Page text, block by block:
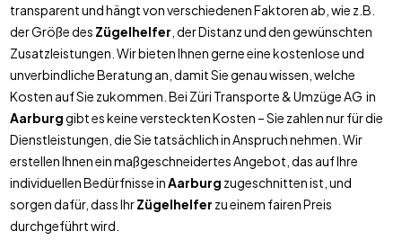
transparent und hängt von verschiedenen Faktoren ab, wie z.B.
der Größe des Zügelhelfer , der Distanz und den gewünschten
Zusatzleistungen. Wir bieten Ihnen gerne eine kostenlose und
unverbindliche Beratung an, damit Sie genau wissen, welche
Kosten auf Sie zukommen. Bei Züri Transporte & Umzüge AG in
Aarburggibt es keine versteckten Kosten – Sie zahlen nur für die
Dienstleistungen, die Sie tatsächlich in Anspruch nehmen. Wir
erstellen Ihnen ein maßgeschneidertes Angebot, das auf Ihre
individuellen Bedürfnisse inAarburg zugeschnitten ist, und
sorgen dafür, dass IhrZügelhelfer zu einem fairen Preis
durchgeführt wird.